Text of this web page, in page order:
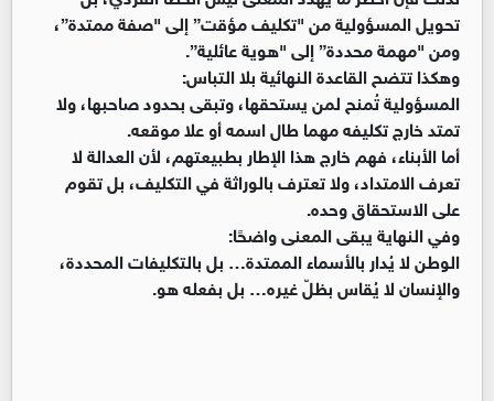
تحويل المسؤولية من "تكليف مؤقت” إلى "صفة ممتدة”،
ومن "مهمة محددة” إلى "هوية عائلية”.
وهكذا تتضح القاعدة النهائية بلا التباس:
المسؤولية تُمنح لمن يستحقها، وتبقى بحدود صاحبها، ولا
تمتد خارج تكليفه مهما طال اسمه أو علا موقعه.
أما الأبناء، فهم خارج هذا الإطار بطبيعتهم، لأن العدالة لا
تعرف الامتداد، ولا تعترف بالوراثة في التكليف، بل تقوم
على الاستحقاق وحده.
وفي النهاية يبقى المعنى واضحًا:
الوطن لا يُدار بالأسماء الممتدة… بل بالتكليفات المحددة،
والإنسان لا يُقاس بظلّ غيره… بل بفعله هو.